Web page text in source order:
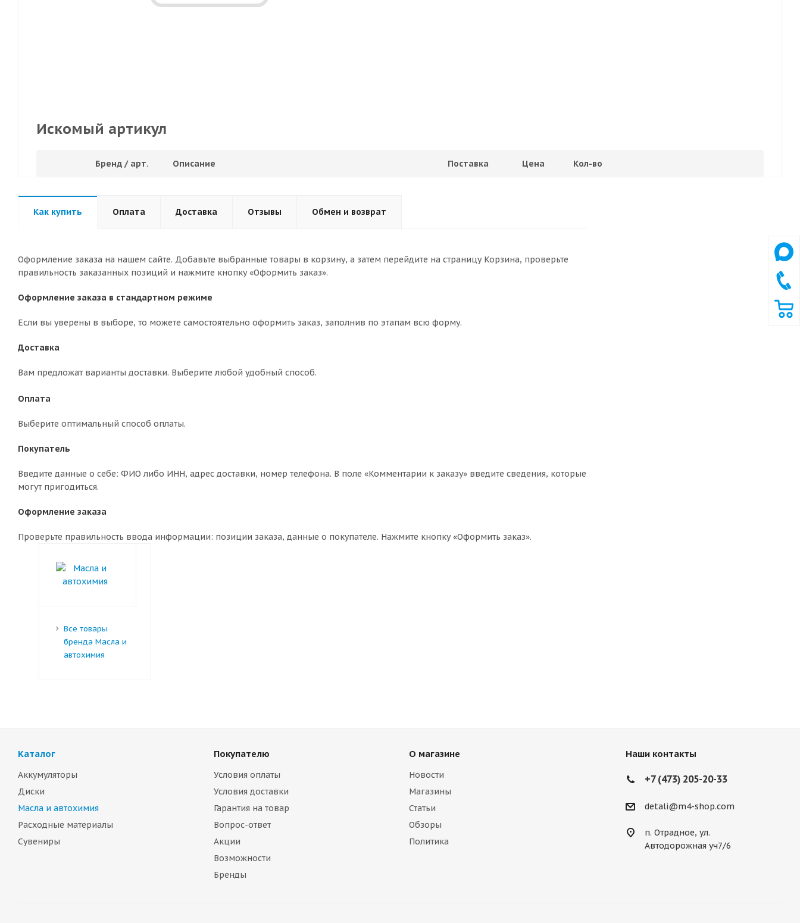
Искомый артикул
Бренд / арт. Описание Поставка Цена Кол-во
Как купить Оплата Доставка Отзывы Обмен и возврат
Оформление заказа на нашем сайте. Добавьте выбранные товары в корзину, а затем перейдите на страницу Корзина, проверьте
правильность заказанных позиций и нажмите кнопку «Оформить заказ».
Оформление заказа в стандартном режиме
Если вы уверены в выборе, то можете самостоятельно оформить заказ, заполнив по этапам всю форму.
Доставка
Вам предложат варианты доставки. Выберите любой удобный способ.
Оплата
Выберите оптимальный способ оплаты.
Покупатель
Введите данные о себе: ФИО либо ИНН, адрес доставки, номер телефона. В поле «Комментарии к заказу» введите сведения, которые
могут пригодиться.
Оформление заказа
Проверьте правильность ввода информации: позиции заказа, данные о покупателе. Нажмите кнопку «Оформить заказ».
Все товары
бренда Масла и
автохимия
Каталог
Аккумуляторы
Диски
Масла и автохимия
Расходные материалы
Сувениры
Покупателю
Условия оплаты
Условия доставки
Гарантия на товар
Вопрос-ответ
Акции
Возможности
Бренды
О магазине
Новости
Магазины
Статьи
Обзоры
Политика
Наши контакты
+7 (473) 205-20-33
detali@m4-shop.com
п. Отрадное, ул.
Автодорожная уч7/6